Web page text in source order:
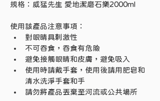
規格：威猛先生 愛地潔磨石樂2000ml
使用該產品注意事項：
對眼睛具刺激性
不可吞食，吞食有危險
避免接觸眼睛和皮膚，避免吸入
使用時請戴手套，使用後請用肥皂和
清水洗淨手套和手
請勿將產品丟棄至河流或公共場所